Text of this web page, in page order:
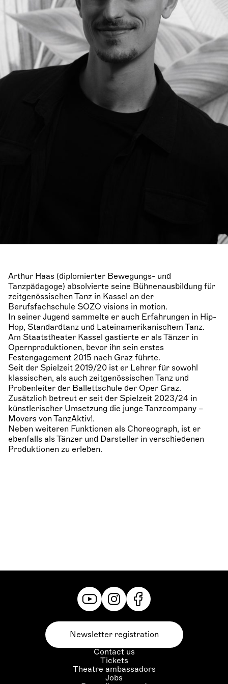
Arthur Haas (diplomierter Bewegungs- und
Tanzpädagoge) absolvierte seine Bühnenausbildung für
zeitgenössischen Tanz in Kassel an der
Berufsfachschule SOZO visions in motion.
In seiner Jugend sammelte er auch Erfahrungen in Hip-
Hop, Standardtanz und Lateinamerikanischem Tanz.
Am Staatstheater Kassel gastierte er als Tänzer in
Opernproduktionen, bevor ihn sein erstes
Festengagement 2015 nach Graz führte.
Seit der Spielzeit 2019/20 ist er Lehrer für sowohl
klassischen, als auch zeitgenössischen Tanz und
Probenleiter der Ballettschule der Oper Graz.
Zusätzlich betreut er seit der Spielzeit 2023/24 in
künstlerischer Umsetzung die junge Tanzcompany –
Movers von TanzAktiv!.
Neben weiteren Funktionen als Choreograph, ist er
ebenfalls als Tänzer und Darsteller in verschiedenen
Produktionen zu erleben.
Contact us
Tickets
Theatre ambassadors
Jobs
Newsletter registration